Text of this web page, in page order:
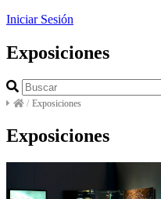
Iniciar Sesión
Exposiciones
/ Exposiciones
Exposiciones